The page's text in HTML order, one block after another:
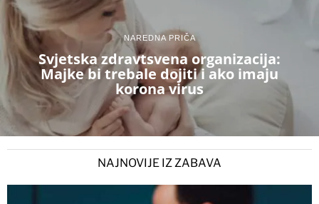
NAREDNA PRIČA
Svjetska zdravtsvena organizacija:
Majke bi trebale dojiti i ako imaju
korona virus
NAJNOVIJE IZ ZABAVA